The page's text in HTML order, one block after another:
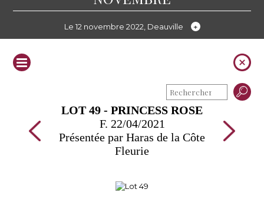
Le 12 novembre 2022, Deauville
LOT 49 - PRINCESS ROSE
F. 22/04/2021
Présentée par Haras de la Côte
Fleurie